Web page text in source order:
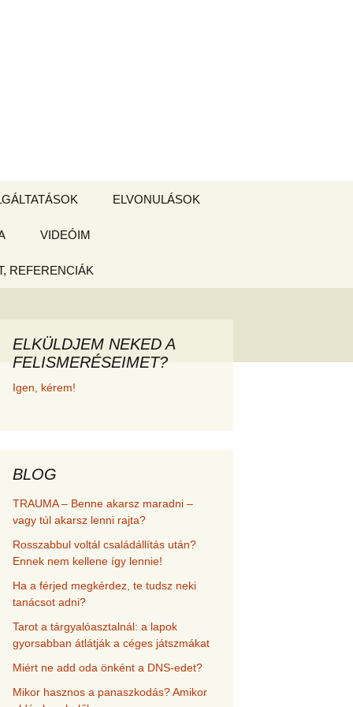
BOLT
ELVONULÁSOK
VIDEÓIM
REFERENCIÁK
az új
és
ELKÜLDJEM NEKED A
FELISMERÉSEIMET?
Igen, kérem!
BLOG
TRAUMA – Benne akarsz maradni –
vagy túl akarsz lenni rajta?
Rosszabbul voltál családállítás után?
Ennek nem kellene így lennie!
Ha a férjed megkérdez, te tudsz neki
tanácsot adni?
Tarot a tárgyalóasztalnál: a lapok
gyorsabban átlátják a céges játszmákat
Miért ne add oda önként a DNS-edet?
Mikor hasznos a panaszkodás? Amikor